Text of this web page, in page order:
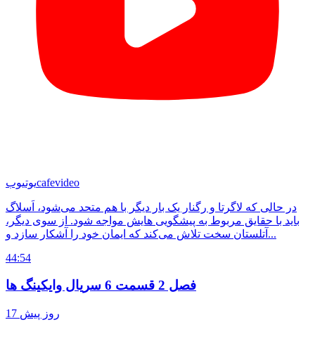
یوتیوبcafevideo
در حالی که لاگرتا و رگنار یک بار دیگر با هم متحد می‌شود، اَسلاگ
باید با حقایق مربوط به پیشگویی هایش مواجه شود. از سوی دیگر،
آتلستان سخت تلاش می‌کند که ایمان خود را آشکار سازد و...
44:54
فصل 2 قسمت 6 سریال وایکینگ ها
17 روز پیش